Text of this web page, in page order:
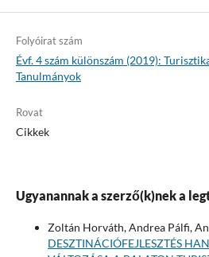
Folyóirat szám
Évf. 4 szám különszám (2019):
Tanulmányok
Rovat
Cikkek
Ugyanannak a szerző(k)nek a
Zoltán Horváth, Andrea Pálfi,
DESZTINÁCIÓFEJLESZTÉS